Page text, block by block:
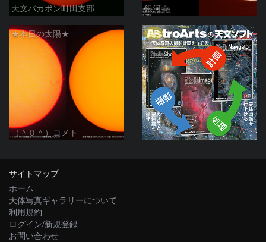
天文バカボン町田支部 銀河☆
★本日の太陽★
（＾０＾）コメト
PR
サイトマップ
ホーム
天体写真ギャラリーについて
利用規約
ログイン/新規登録
お問い合わせ